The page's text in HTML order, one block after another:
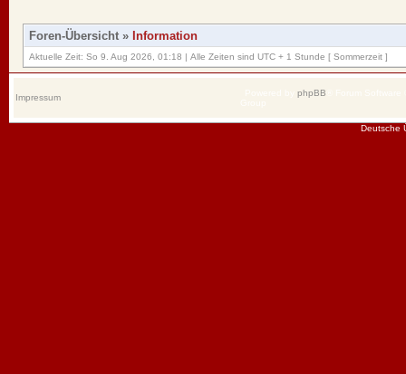
Foren-Übersicht » Information
Aktuelle Zeit: So 9. Aug 2026, 01:18 | Alle Zeiten sind UTC + 1 Stunde [ Sommerzeit ]
Impressum phpBB
Deutsche